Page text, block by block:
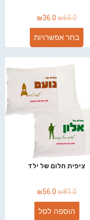
₪65.0
₪36.0
בחר אפשרויות
ציפית חלום של ילד
₪81.0
₪56.0
הוספה לסל